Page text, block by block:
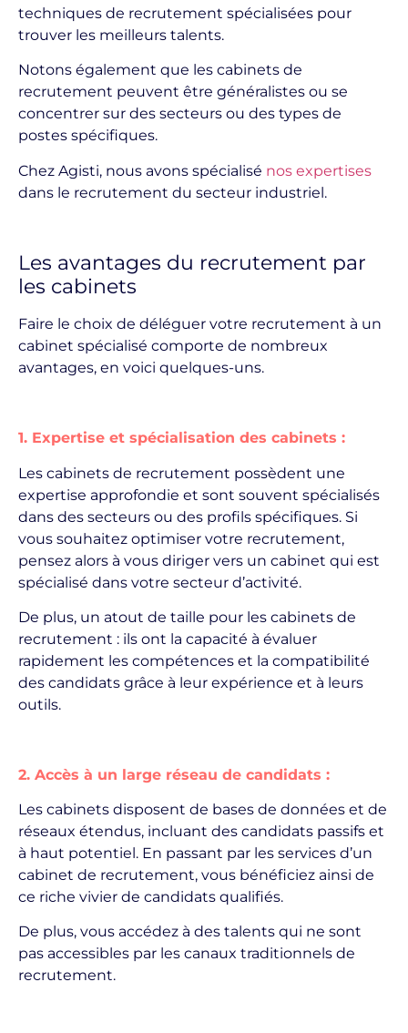
techniques de recrutement spécialisées pour
trouver les meilleurs talents.
Notons également que les cabinets de
recrutement peuvent être généralistes ou se
concentrer sur des secteurs ou des types de
postes spécifiques.
Chez Agisti, nous avons spécialisé nos expertises
dans le recrutement du secteur industriel.
Les avantages du recrutement par
les cabinets
Faire le choix de déléguer votre recrutement à un
cabinet spécialisé comporte de nombreux
avantages, en voici quelques-uns.
1. Expertise et spécialisation des cabinets :
Les cabinets de recrutement possèdent une
expertise approfondie et sont souvent spécialisés
dans des secteurs ou des profils spécifiques. Si
vous souhaitez optimiser votre recrutement,
pensez alors à vous diriger vers un cabinet qui est
spécialisé dans votre secteur d’activité.
De plus, un atout de taille pour les cabinets de
recrutement : ils ont la capacité à évaluer
rapidement les compétences et la compatibilité
des candidats grâce à leur expérience et à leurs
outils.
2. Accès à un large réseau de candidats :
Les cabinets disposent de bases de données et de
réseaux étendus, incluant des candidats passifs et
à haut potentiel. En passant par les services d’un
cabinet de recrutement, vous bénéficiez ainsi de
ce riche vivier de candidats qualifiés.
De plus, vous accédez à des talents qui ne sont
pas accessibles par les canaux traditionnels de
recrutement.